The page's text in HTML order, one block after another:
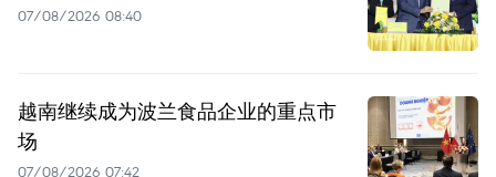
07/08/2026 08:40
越南继续成为波兰食品企业的重点市
场
07/08/2026 07:42